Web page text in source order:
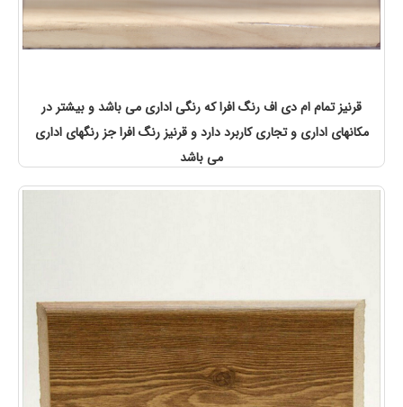
قرنیز تمام ام دی اف رنگ افرا که رنگی اداری می باشد و بیشتر در
مکانهای اداری و تجاری کاربرد دارد و قرنیز رنگ افرا جز رنگهای اداری
می باشد